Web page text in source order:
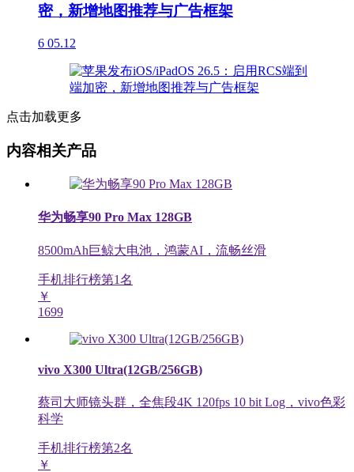
密，新增地图推荐与广告框架
6 05.12
点击加载更多
内容相关产品
华为畅享90 Pro Max 128GB
8500mAh巨鲸大电池，鸿蒙AI，流畅丝滑
手机排行榜第1名
￥
1699
vivo X300 Ultra(12GB/256GB)
蔡司大师镜头群，全焦段4K 120fps 10 bit Log，vivo色彩
科学
手机排行榜第2名
￥